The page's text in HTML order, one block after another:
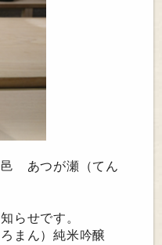
邑 あつが瀬（てん
らせです。
ろまん）純米吟醸